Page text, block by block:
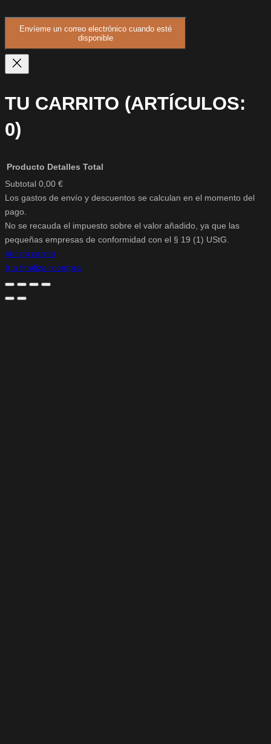
Envíeme un correo electrónico cuando esté
disponible
TU CARRITO (ARTÍCULOS:
0)
PRODUCTOS
DEL
CARRITO
Producto Detalles Total
Subtotal 0,00 €
Los gastos de envío y descuentos se calculan en el momento del
pago.
No se recauda el impuesto sobre el valor añadido, ya que las
pequeñas empresas de conformidad con el § 19 (1) UStG.
Ver mi carrito
Ir a finalizar compra